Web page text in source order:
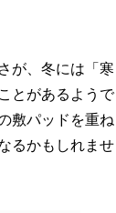
が、冬には「寒
とがあるようで
敷パッドを重ね
るかもしれませ